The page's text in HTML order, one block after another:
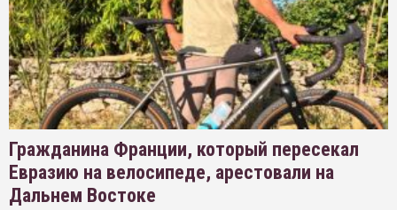
Гражданина Франции, который пересекал
Евразию на велосипеде, арестовали на
Дальнем Востоке